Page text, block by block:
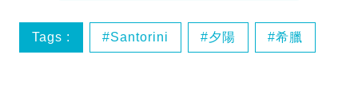
Tags : Santorini 夕陽 希臘